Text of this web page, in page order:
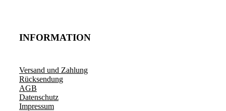
INFORMATION
Versand und Zahlung
Rücksendung
AGB
Datenschutz
Impressum